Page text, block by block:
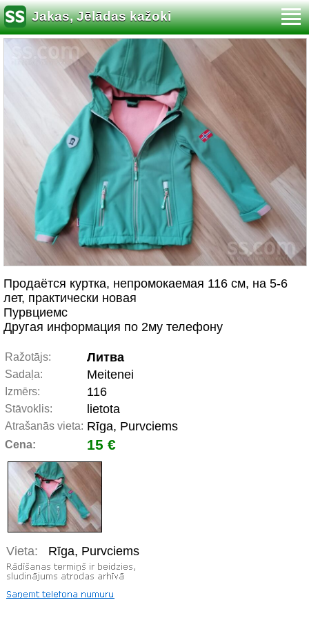
Jakas, Jēlādas kažoki
Продаётся куртка, непромокаемая 116 см, на 5-6
лет, практически новая
Пурвциемс
Другая информация по 2му телефону
Ražotājs: Литва
Sadaļa: Meitenei
Izmērs: 116
Stāvoklis: lietota
Atrašanās vieta: Rīga, Purvciems
Cena: 15 €
Vieta: Rīga, Purvciems